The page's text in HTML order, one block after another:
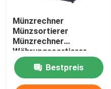
Münzrechner
Münzsortierer
Münzrechner
Währungssortierer
Bestpreis